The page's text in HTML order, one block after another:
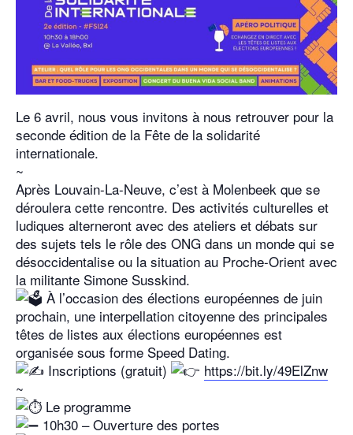
Le 6 avril, nous vous invitons à nous retrouver pour la
seconde édition de la Fête de la solidarité
internationale.
~
Après Louvain-La-Neuve, c’est à Molenbeek que se
déroulera cette rencontre. Des activités culturelles et
ludiques alterneront avec des ateliers et débats sur
des sujets tels le rôle des ONG dans un monde qui se
désoccidentalise ou la situation au Proche-Orient avec
la militante Simone Susskind.
À l’occasion des élections européennes de juin
prochain, une interpellation citoyenne des principales
têtes de listes aux élections européennes est
organisée sous forme Speed Dating.
Inscriptions (gratuit)
https://bit.ly/49ElZnw
~
Le programme
10h30 – Ouverture des portes